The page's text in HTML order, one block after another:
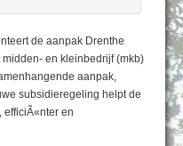
de aanpak Drenthe
en kleinbedrijf (mkb)
aanpak,
subsidieregeling helpt de
efficiÃ«nter en